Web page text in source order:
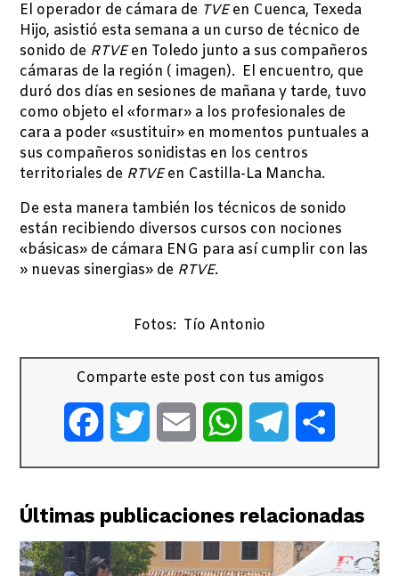
El operador de cámara de TVEen Cuenca, Texeda
Hijo, asistió esta semana a un curso de técnico de
sonido de RTVEen Toledo junto a sus compañeros
cámaras de la región ( imagen). El encuentro, que
duró dos días en sesiones de mañana y tarde, tuvo
como objeto el «formar» a los profesionales de
cara a poder «sustituir» en momentos puntuales a
sus compañeros sonidistas en los centros
territoriales de RTVEen Castilla-La Mancha.
De esta manera también los técnicos de sonido
están recibiendo diversos cursos con nociones
«básicas» de cámara ENG para así cumplir con las
» nuevas sinergias» de RTVE.
Fotos: Tío Antonio
Comparte este post con tus amigos
FacebookTwitter Email WhatsAppTelegram
Últimas publicaciones relacionadas